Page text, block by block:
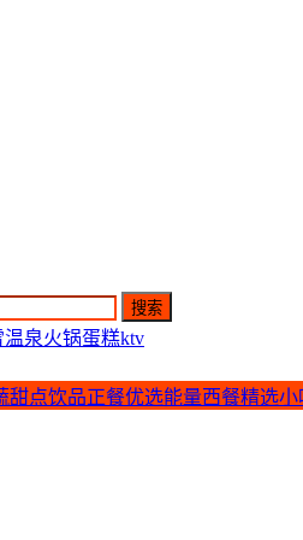
温泉火锅蛋糕ktv
甜点饮品正餐优选能量西餐精选小